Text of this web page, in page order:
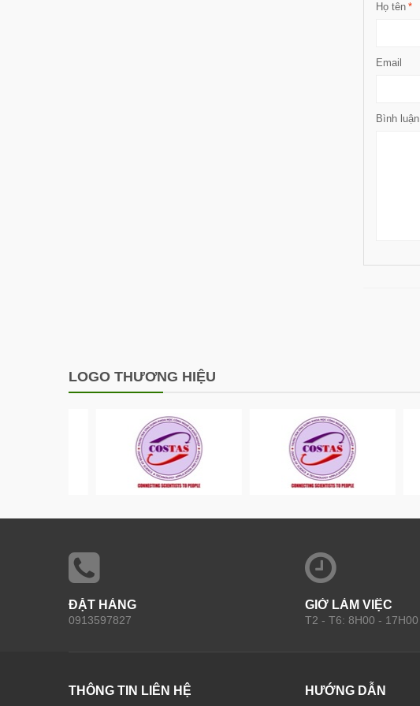
*
Họ tên
Email
Bình luận
LOGO THƯƠNG HIỆU
ĐẶT HÀNG
0913597827
GIỜ LÀM VIỆC
T2 - T6: 8H00 - 17H00
THÔNG TIN LIÊN HỆ HƯỚNG DẪN